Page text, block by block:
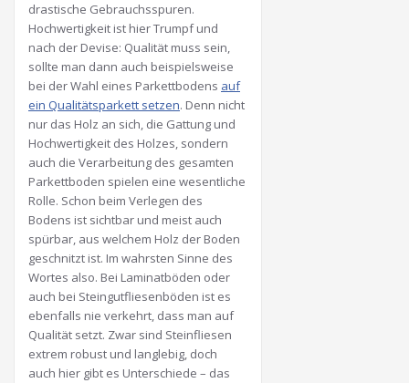
drastische Gebrauchsspuren.
Hochwertigkeit ist hier Trumpf und
nach der Devise: Qualität muss sein,
sollte man dann auch beispielsweise
bei der Wahl eines Parkettbodens auf
ein Qualitätsparkett setzen. Denn nicht
nur das Holz an sich, die Gattung und
Hochwertigkeit des Holzes, sondern
auch die Verarbeitung des gesamten
Parkettboden spielen eine wesentliche
Rolle. Schon beim Verlegen des
Bodens ist sichtbar und meist auch
spürbar, aus welchem Holz der Boden
geschnitzt ist. Im wahrsten Sinne des
Wortes also. Bei Laminatböden oder
auch bei Steingutfliesenböden ist es
ebenfalls nie verkehrt, dass man auf
Qualität setzt. Zwar sind Steinfliesen
extrem robust und langlebig, doch
auch hier gibt es Unterschiede – das